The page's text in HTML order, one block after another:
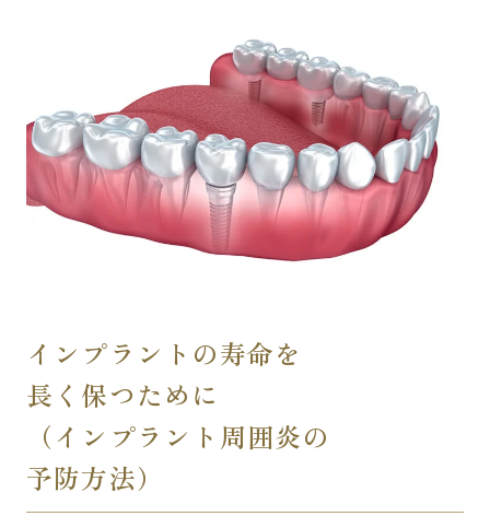
インプラントの寿命を
長く保つために
（インプラント周囲炎の
予防方法）